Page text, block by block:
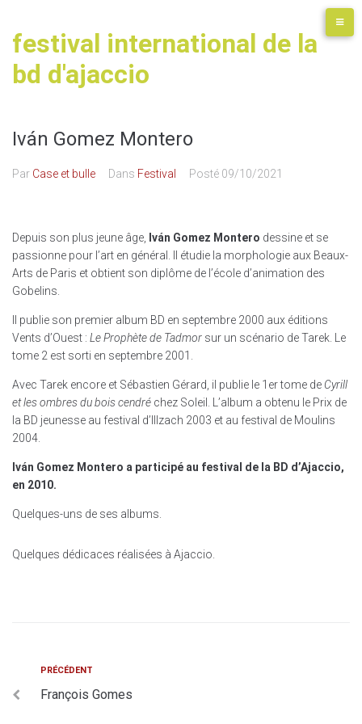
festival international de la
bd d'ajaccio
Iván Gomez Montero
Par Case et bulle Dans Festival Posté 09/10/2021
Depuis son plus jeune âge, Iván Gomez Montero dessine et se
passionne pour l’art en général. Il étudie la morphologie aux Beaux-
Arts de Paris et obtient son diplôme de l’école d’animation des
Gobelins.
Il publie son premier album BD en septembre 2000 aux éditions
Vents d’Ouest : Le Prophète de Tadmor sur un scénario de Tarek. Le
tome 2 est sorti en septembre 2001.
Avec Tarek encore et Sébastien Gérard, il publie le 1er tome de Cyrill
et les ombres du bois cendré chez Soleil. L’album a obtenu le Prix de
la BD jeunesse au festival d’Illzach 2003 et au festival de Moulins
2004.
Iván Gomez Montero a participé au festival de la BD d’Ajaccio,
en 2010.
Quelques-uns de ses albums.
Quelques dédicaces réalisées à Ajaccio.
PRÉCÉDENT
François Gomes